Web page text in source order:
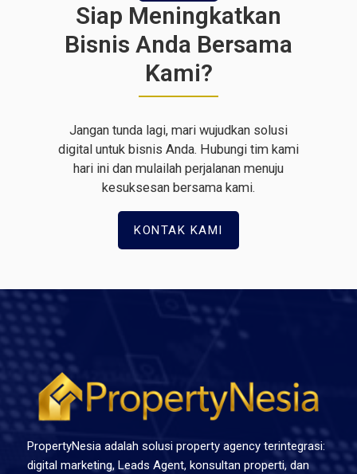
Siap Meningkatkan
Bisnis Anda Bersama
Kami?
Jangan tunda lagi, mari wujudkan solusi
digital untuk bisnis Anda. Hubungi tim kami
hari ini dan mulailah perjalanan menuju
kesuksesan bersama kami.
KONTAK KAMI
PropertyNesia adalah solusi property agency terintegrasi:
digital marketing, Leads Agent, konsultan properti, dan